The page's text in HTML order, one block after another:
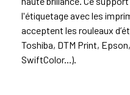
l'étiquetage avec les
acceptent les rouleaux
Toshiba, DTM Print,
SwiftColor...).